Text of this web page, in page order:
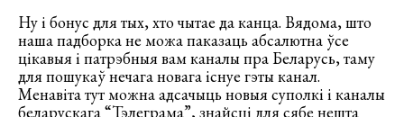
Ну і бонус для тых, хто чытае да канца. Вядома, што
наша падборка не можа паказаць абсалютна ўсе
цікавыя і патрэбныя вам каналы пра Беларусь, таму
для пошукаў нечага новага існуе гэты канал.
Менавіта тут можна адсачыць новыя суполкі і каналы
беларускага “Тэлеграма”, знайсці для сябе нешта